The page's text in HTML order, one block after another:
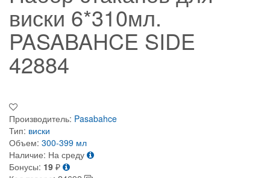
виски 6*310мл.
PASABAHCE SIDE
42884
Производитель: Pasabahce
Тип: виски
Объем: 300-399 мл
Наличие: На среду
Бонусы: 19 ₽